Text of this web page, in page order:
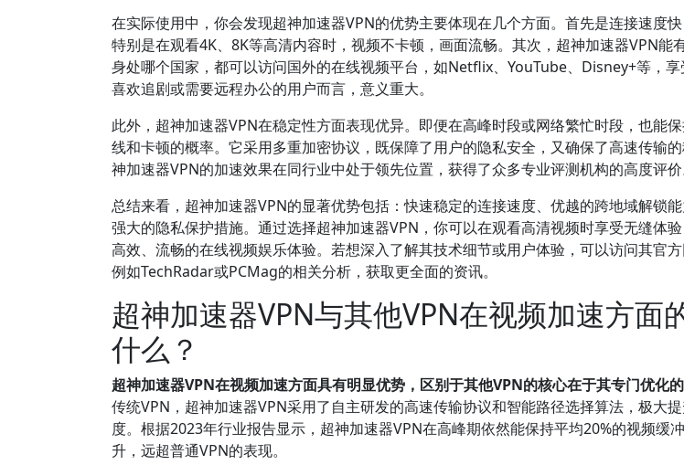
在实际使用中，你会发现超神加速器VPN的优势主要体现在几个方面。首先是连接速度
特别是在观看4K、8K等高清内容时，视频不卡顿，画面流畅。其次，超神加速器VPN能
身处哪个国家，都可以访问国外的在线视频平台，如Netflix、YouTube、Disney+等，
喜欢追剧或需要远程办公的用户而言，意义重大。
此外，超神加速器VPN在稳定性方面表现优异。即便在高峰时段或网络繁忙时段，也能
线和卡顿的概率。它采用多重加密协议，既保障了用户的隐私安全，又确保了高速传输
神加速器VPN的加速效果在同行业中处于领先位置，获得了众多专业评测机构的高度评价
总结来看，超神加速器VPN的显著优势包括：快速稳定的连接速度、优越的跨地域解锁
强大的隐私保护措施。通过选择超神加速器VPN，你可以在观看高清视频时享受无缝体
高效、流畅的在线视频娱乐体验。若想深入了解其技术细节或用户体验，可以访问其官
例如TechRadar或PCMag的相关分析，获取更全面的资讯。
超神加速器VPN与其他VPN在视频加速方面
什么？
超神加速器VPN在视频加速方面具有明显优势，区别于其他VPN的核心在于其专门优化的
传统VPN，超神加速器VPN采用了自主研发的高速传输协议和智能路径选择算法，极大
度。根据2023年行业报告显示，超神加速器VPN在高峰期依然能保持平均20%的视频缓
升，远超普通VPN的表现。